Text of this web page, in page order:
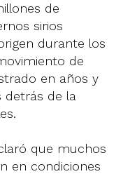
de
sirios
durante los
de
en años y
detrás de la
que muchos
en condiciones